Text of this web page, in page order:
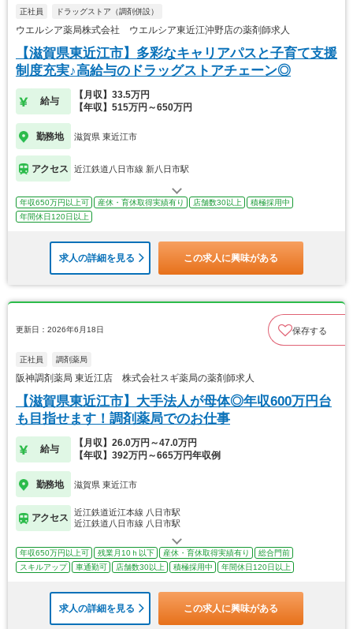
正社員 ドラッグストア（調剤併設）
ウエルシア薬局株式会社 ウエルシア東近江沖野店の薬剤師求人
【滋賀県東近江市】多彩なキャリアパスと子育て支援
制度充実♪高給与のドラッグストアチェーン◎
給与
【月収】33.5万円
【年収】515万円～650万円
勤務地 滋賀県 東近江市
アクセス 近江鉄道八日市線 新八日市駅
年収650万円以上可 産休・育休取得実績有り 店舗数30以上
積極採用中
年間休日120日以上
求人の詳細を見る この求人に興味がある
更新日：2026年6月18日 保存する
正社員 調剤薬局
阪神調剤薬局 東近江店 株式会社スギ薬局の薬剤師求人
【滋賀県東近江市】大手法人が母体◎年収600万円台
も目指せます！調剤薬局でのお仕事
給与
【月収】26.0万円～47.0万円
【年収】392万円～665万円年収例
勤務地 滋賀県 東近江市
アクセス
近江鉄道近江本線 八日市駅
近江鉄道八日市線 八日市駅
年収650万円以上可 残業月10ｈ以下 産休・育休取得実績有り
総合門前
スキルアップ
車通勤可 店舗数30以上 積極採用中 年間休日120日以上
求人の詳細を見る この求人に興味がある